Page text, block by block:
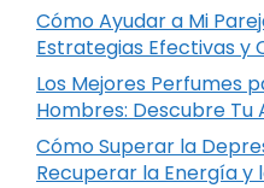
Cómo Ayudar a Mi
Estrategias Efectivas y
Los Mejores Perfumes
Hombres: Descubre
Cómo Superar la
Recuperar la Energía y